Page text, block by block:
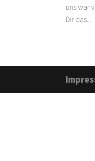
uns war
Dir das...